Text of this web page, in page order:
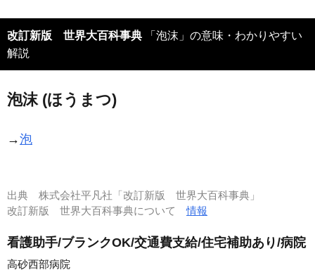
改訂新版 世界大百科事典
解説
泡沫 (ほうまつ)
→泡
出典 株式会社平凡社「改訂新版 世界大百科事典」
改訂新版 世界大百科事典について情報
看護助手/ブランクOK/交通費支給/住宅補助あり/病院
高砂西部病院